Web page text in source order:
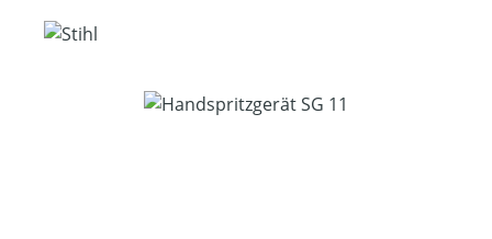
Bildergalerie überspringen